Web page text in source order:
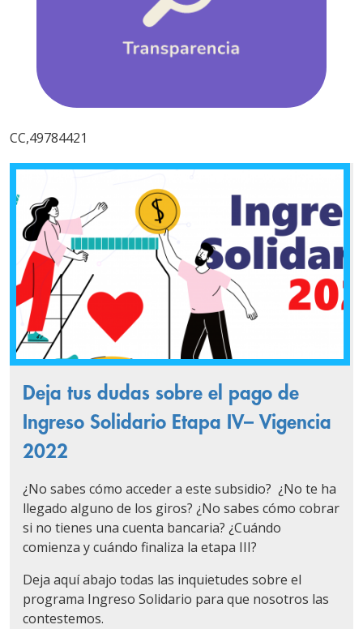
CC,49784421
Deja tus dudas sobre el pago de
Ingreso Solidario Etapa IV– Vigencia
2022
¿No sabes cómo acceder a este subsidio? ¿No te ha
llegado alguno de los giros? ¿No sabes cómo cobrar
si no tienes una cuenta bancaria? ¿Cuándo
comienza y cuándo finaliza la etapa III?
Deja aquí abajo todas las inquietudes sobre el
programa Ingreso Solidario para que nosotros las
contestemos.